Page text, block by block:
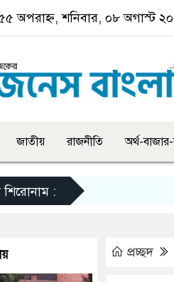
অপরাহ্ন, শনিবার, ০৮ অগাস্ট
জাতীয় রাজনীতি অর্থ-
শিরোনাম :
প্রচ্ছদ